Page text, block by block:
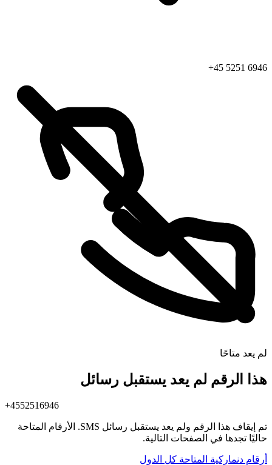
+45 5251 6946
لم يعد متاحًا
هذا الرقم لم يعد يستقبل رسائل
+4552516946
تم إيقاف هذا الرقم ولم يعد يستقبل رسائل SMS. الأرقام المتاحة
حاليًا تجدها في الصفحات التالية.
أرقام دنماركية المتاحة كل الدول